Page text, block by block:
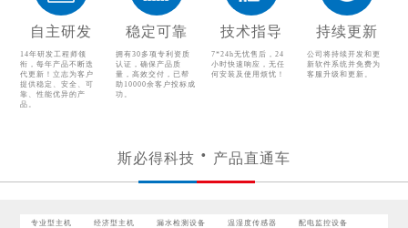
气体监控设备
其他配件产品
自主研发
14年研发工程师领
衔，每年产品不断迭
代更新！立志为客户
提供稳定、安全、可
靠、性能优异的产
品。
稳定可靠
拥有30多项专利资质
认证，确保产品质
量，高效交付，已帮
助10000余客户投标成
功。
技术指导
7*24h无忧售后，24
小时快速响应，无任
何安装及使用烦忧！
持续更新
公司将持续开发和更
新软件系统并免费为
客服升级和更新。
斯必得科技 产品直通车
专业型主机 经济型主机 漏水检测设备 温湿度传感器 配电监控设备